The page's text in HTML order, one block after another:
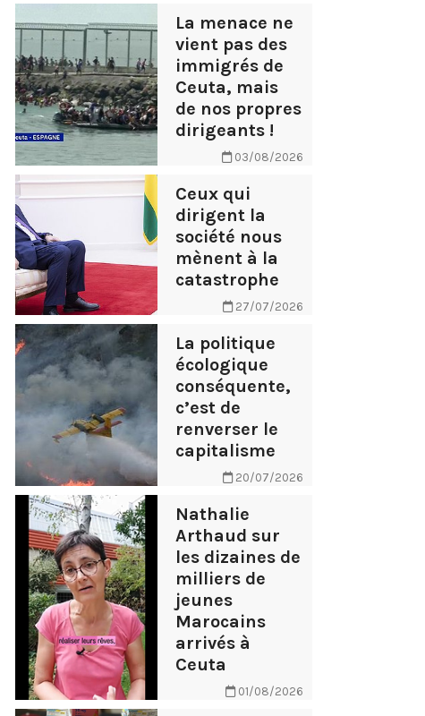
La menace ne
vient pas des
immigrés de
Ceuta, mais
de nos propres
dirigeants !
03/08/2026
Ceux qui
dirigent la
société nous
mènent à la
catastrophe
27/07/2026
La politique
écologique
conséquente,
c’est de
renverser le
capitalisme
20/07/2026
Nathalie
Arthaud sur
les dizaines de
milliers de
jeunes
Marocains
arrivés à
Ceuta
01/08/2026